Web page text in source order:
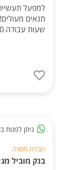
למפעל
שעות עבודה 08:00-17:00 - אופציות קידום
ניתן לפנות
חברה חסויה
בנק מוביל